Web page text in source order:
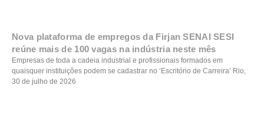
Nova plataforma de empregos da Firjan SENAI SESI
reúne mais de 100 vagas na indústria neste mês
Empresas de toda a cadeia industrial e profissionais formados em
quaisquer instituições podem se cadastrar no ‘Escritório de Carreira’ Rio,
30 de julho de 2026